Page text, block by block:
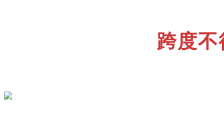
跨度